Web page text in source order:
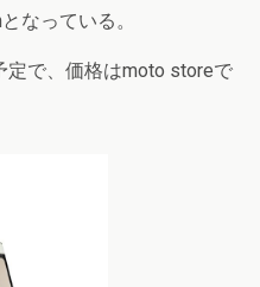
なっている。
で、価格はmoto storeで